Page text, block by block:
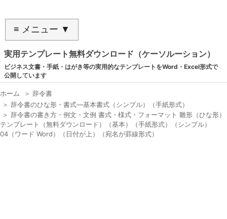
≡ メニュー ▼
実用テンプレート無料ダウンロード（ケーソルーション）
ビジネス文書・手紙・はがき等の実用的なテンプレートをWord・Excel形式で
公開しています
ホーム ＞ 辞令書
＞ 辞令書のひな形・書式―基本書式（シンプル）（手紙形式）
＞ 辞令書の書き方・例文・文例 書式・様式・フォーマット 雛形（ひな形）
テンプレート（無料ダウンロード）（基本）（手紙形式）（シンプル）
04（ワード Word）（日付が上）（宛名が罫線形式）